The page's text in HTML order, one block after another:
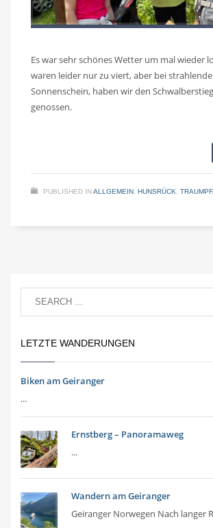
Es war sehr schönes Wetter um mal wieder
waren leider nur zu viert, aber bei
Sonnenschein, haben wir den
genossen.
PUBLISHED INALLGEMEIN HUNSRÜCK
LETZTE WANDERUNGEN
Biken am Geiranger
...
Ernstberg – Panoramaweg
...
Wandern am Geiranger
Geiranger Norwegen Nach langer